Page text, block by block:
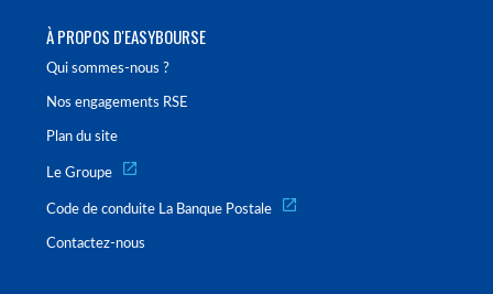
À PROPOS D'EASYBOURSE
Qui sommes-nous ?
Nos engagements RSE
Plan du site
Le Groupe
Code de conduite La Banque Postale
Contactez-nous